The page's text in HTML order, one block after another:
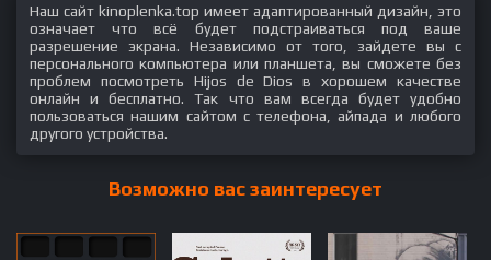
Наш сайт kinoplenka.top имеет адаптированный дизайн, это
означает что всё будет подстраиваться под ваше
разрешение экрана. Независимо от того, зайдете вы с
персонального компьютера или планшета, вы сможете без
проблем посмотреть Hijos de Dios в хорошем качестве
онлайн и бесплатно. Так что вам всегда будет удобно
пользоваться нашим сайтом с телефона, айпада и любого
другого устройства.
Возможно вас заинтересует